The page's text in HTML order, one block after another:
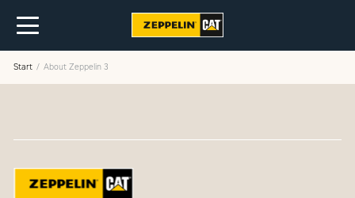
Start About Zeppelin 3